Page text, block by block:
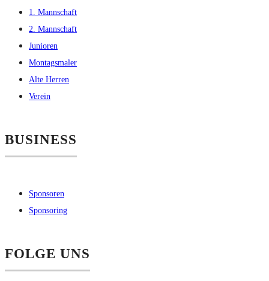
1. Mannschaft
2. Mannschaft
Junioren
Montagsmaler
Alte Herren
Verein
BUSINESS
Sponsoren
Sponsoring
FOLGE UNS